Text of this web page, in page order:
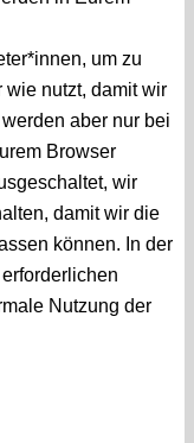
um zu
wie nutzt, damit wir
aber nur bei
Browser
wir
damit wir die
können. In der
Nutzung der